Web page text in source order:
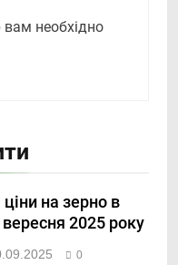
необхідно
ціни на зерно в
вересня 2025 року
0